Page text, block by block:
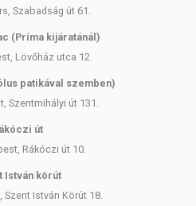
Szabadság út 61.
(Príma kijáratánál)
Lövőház utca 12.
patikával szemben)
Szentmihályi út 131.
út
Rákóczi út 10.
István körút
Szent István Körút 18.